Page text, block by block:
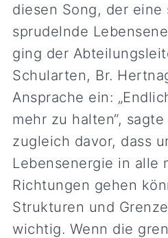
diesen Song, der eine
sprudelnde
ging der
Schularten, Br.
Ansprache ein:
mehr zu halten“,
zugleich davor, dass
Lebensenergie in alle
Richtungen gehen
Strukturen und
wichtig. Wenn die